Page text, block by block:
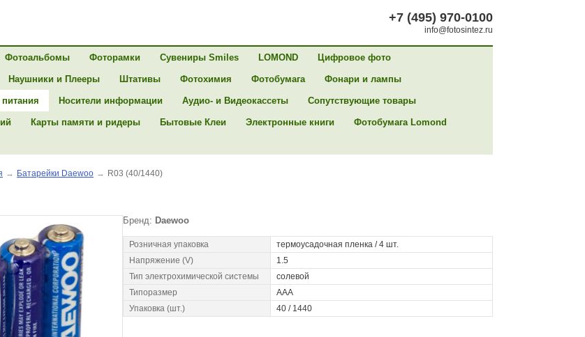
+7 (495) 970-0100
info@fotosintez.ru
Фотоальбомы Фоторамки Сувениры Smiles LOMOND Цифровое фото
Наушники и Плееры Штативы Фотохимия Фотобумага Фонари и лампы
Носители информации Аудио- и Видеокассеты Сопутствующие товары
Карты памяти и ридеры Бытовые Клеи Электронные книги Фотобумага Lomond
→ Батарейки Daewoo → R03 (40/1440)
Бренд: Daewoo
Розничная упаковка
термоусадочная пленка / 4 шт.
Напряжение (V)
1.5
Тип электрохимической системы
солевой
Типоразмер
AAA
Упаковка (шт.)
40 / 1440